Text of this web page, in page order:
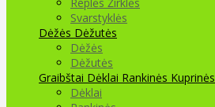
Svarstyklės
Dėžės Dėžutės
Dėžės
Dėžutės
Graibštai Dėklai Rankinės Kuprinės
Dėklai